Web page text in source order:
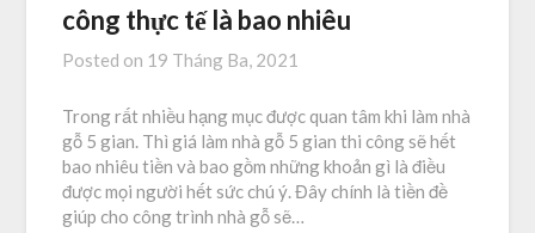
công thực tế là bao nhiêu
Posted on 19 Tháng Ba, 2021
Trong rất nhiều hạng mục được quan tâm khi làm nhà
gỗ 5 gian. Thì giá làm nhà gỗ 5 gian thi công sẽ hết
bao nhiêu tiền và bao gồm những khoản gì là điều
được mọi người hết sức chú ý. Đây chính là tiền đề
giúp cho công trình nhà gỗ sẽ…